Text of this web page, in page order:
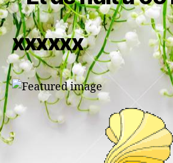
xxxxxx